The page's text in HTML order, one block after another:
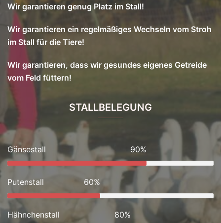
Wir garantieren genug Platz im Stall!
Wir garantieren ein regelmäßiges Wechseln vom Stroh
im Stall für die Tiere!
Wir garantieren, dass wir gesundes eigenes Getreide
vom Feld füttern!
STALLBELEGUNG
Gänsestall 90%
Putenstall 60%
Hähnchenstall 80%